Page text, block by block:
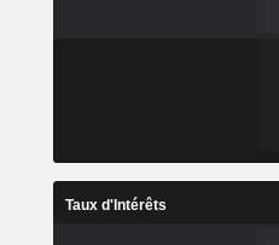
Taux d'Intérêts